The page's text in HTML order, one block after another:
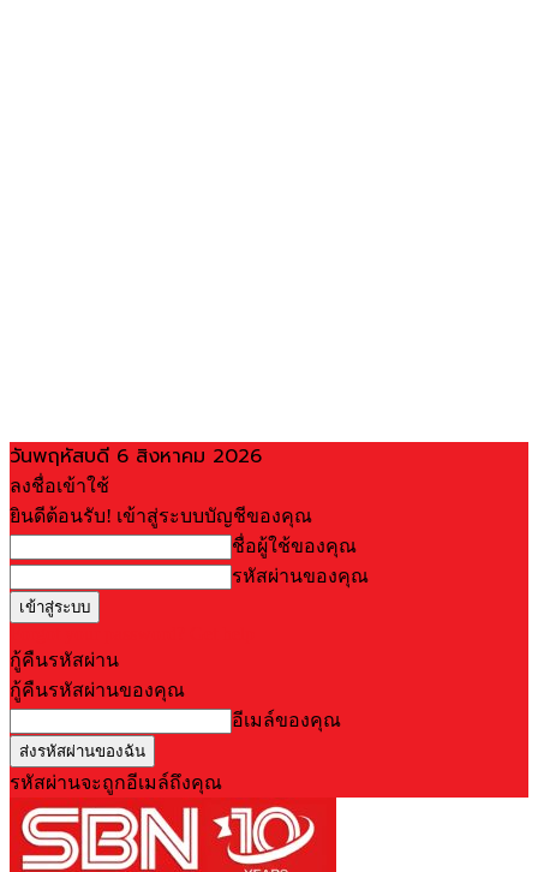
วันพฤหัสบดี 6 สิงหาคม 2026
ลงชื่อเข้าใช้
ยินดีต้อนรับ! เข้าสู่ระบบบัญชีของคุณ
ชื่อผู้ใช้ของคุณ
รหัสผ่านของคุณ
กู้คืนรหัสผ่าน
กู้คืนรหัสผ่านของคุณ
อีเมล์ของคุณ
รหัสผ่านจะถูกอีเมล์ถึงคุณ